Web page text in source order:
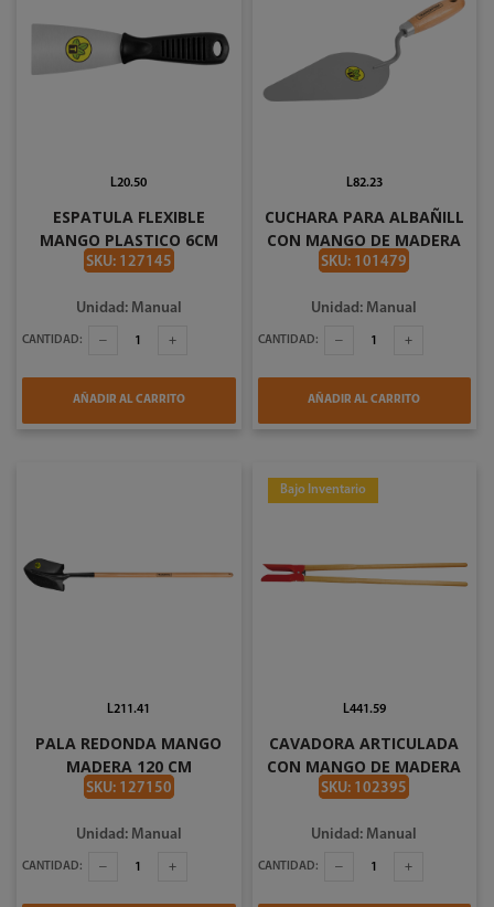
ESPATULA FLEXIBLE
MANGO PLASTICO 6CM
TRAMONTINA 77396 065
SKU: 127145
L20.50
Unidad: Manual
CANTIDAD:
AÑADIR AL CARRITO
CUCHARA PARA ALBAÑILL
CON MANGO DE MADERA
#8 TRAMONTINA
SKU: 101479
L82.23
Unidad: Manual
CANTIDAD:
AÑADIR AL CARRITO
PALA REDONDA MANGO
MADERA 120 CM
TRAMONTINA 77470 524
SKU: 127150
L211.41
Unidad: Manual
CANTIDAD:
Bajo Inventario
CAVADORA ARTICULADA
CON MANGO DE MADERA
TRAMONTINA 77564/503
SKU: 102395
L441.59
Unidad: Manual
CANTIDAD: